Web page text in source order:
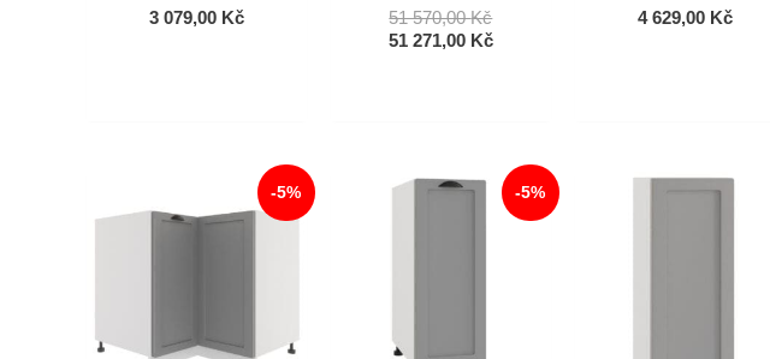
3 079,00 Kč 51 570,00KčPůvodní
Cena
51 271,00 KčAktuální
4 629,00 Kč
-5% -5%